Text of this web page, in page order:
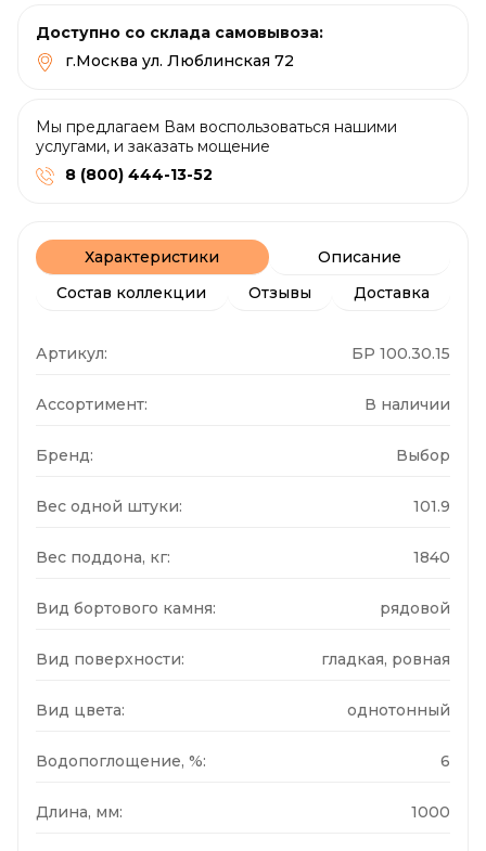
Доступно со склада самовывоза:
г.Москва ул. Люблинская 72
Мы предлагаем Вам воспользоваться нашими
услугами, и заказать мощение
8 (800) 444-13-52
Характеристики
Описание
Состав коллекции
Отзывы Доставка
Артикул: БР 100.30.15
Ассортимент: В наличии
Бренд: Выбор
Вес одной штуки: 101.9
Вес поддона, кг: 1840
Вид бортового камня: рядовой
Вид поверхности: гладкая, ровная
Вид цвета: однотонный
Водопоглощение, %: 6
Длина, мм: 1000